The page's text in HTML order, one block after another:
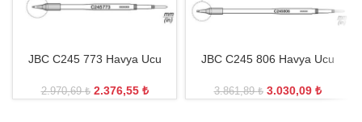
JBC C245 773 Havya Ucu
2.970,69₺ 2.376,55 ₺
JBC C245 806 Havya Ucu
3.861,89₺ 3.030,09 ₺